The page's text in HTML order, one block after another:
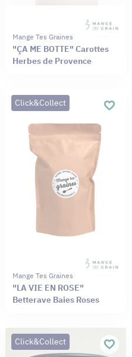
Mange Tes Graines
"ÇA ME BOTTE" Carottes
Herbes de Provence
Click&Collect
Mange Tes Graines
"LA VIE EN ROSE"
Betterave Baies Roses
Click&Collect